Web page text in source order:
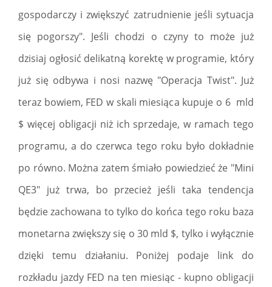
gospodarczy i zwiększyć zatrudnienie jeśli sytuacja
się pogorszy". Jeśli chodzi o czyny to może już
dzisiaj ogłosić delikatną korektę w programie, który
już się odbywa i nosi nazwę "Operacja Twist". Już
teraz bowiem, FED w skali miesiąca kupuje o 6 mld
$ więcej obligacji niż ich sprzedaje, w ramach tego
programu, a do czerwca tego roku było dokładnie
po równo. Można zatem śmiało powiedzieć że "Mini
QE3" już trwa, bo przecież jeśli taka tendencja
będzie zachowana to tylko do końca tego roku baza
monetarna zwiększy się o 30 mld $, tylko i wyłącznie
dzięki temu działaniu. Poniżej podaje link do
rozkładu jazdy FED na ten miesiąc - kupno obligacji